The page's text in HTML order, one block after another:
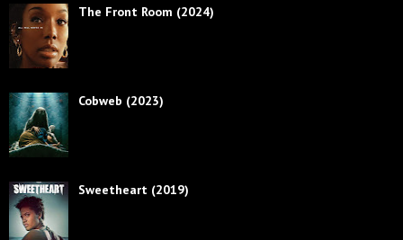
The Front Room (2024)
Cobweb (2023)
Sweetheart (2019)